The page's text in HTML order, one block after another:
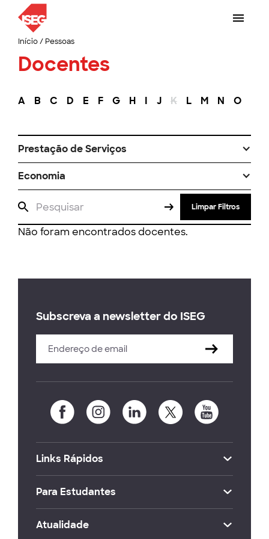
Início/ Pessoas
Docentes
A B C D E F G H I J K L M N O
Prestação de Serviços
Economia
Limpar Filtros
Não foram encontrados docentes.
Subscreva a newsletter do ISEG
Links Rápidos
Para Estudantes
Atualidade